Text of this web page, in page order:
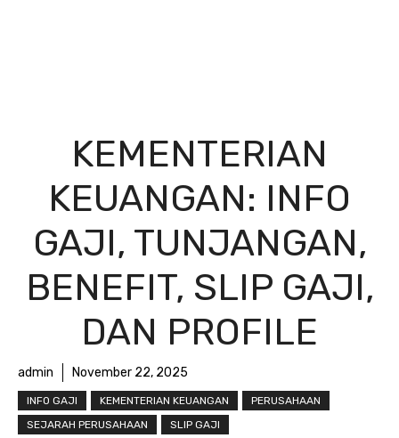
KEMENTERIAN
KEUANGAN: INFO
GAJI, TUNJANGAN,
BENEFIT, SLIP GAJI,
DAN PROFILE
admin November 22, 2025
INFO GAJI KEMENTERIAN KEUANGAN
PERUSAHAAN
SEJARAH PERUSAHAAN
SLIP GAJI